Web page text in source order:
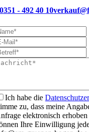
0351 - 492 40 10
Ich habe die
zu, dass meine
elektronisch
Ihre Einwilligung